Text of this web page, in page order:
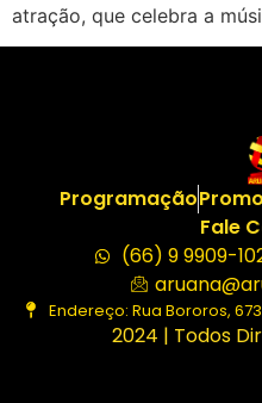
atração, que celebra a
Programação
Fale
(66) 9 9909-
Endereço: Rua Bororos,
2024 | Todos